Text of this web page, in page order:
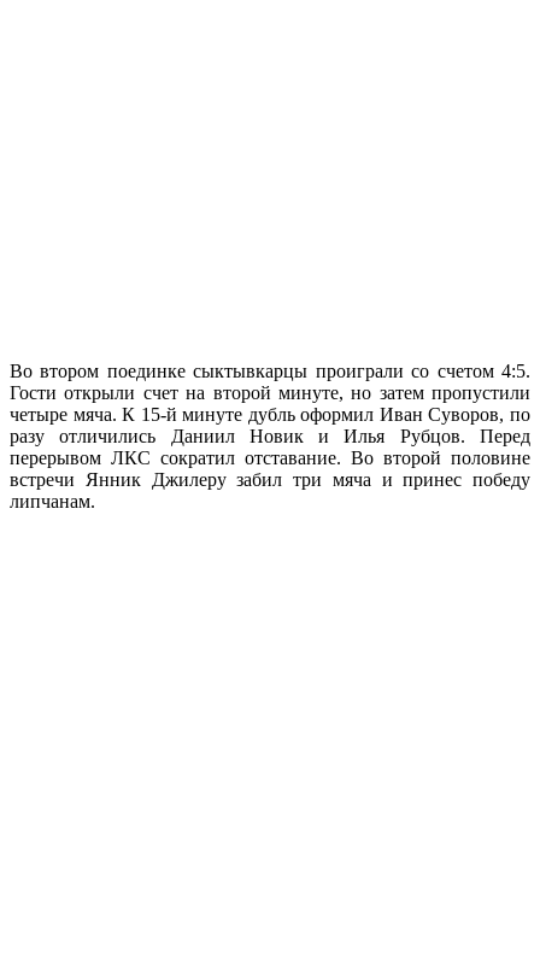
Во втором поединке сыктывкарцы проиграли со счетом 4:5.
Гости открыли счет на второй минуте, но затем пропустили
четыре мяча. К 15-й минуте дубль оформил Иван Суворов, по
разу отличились Даниил Новик и Илья Рубцов. Перед
перерывом ЛКС сократил отставание. Во второй половине
встречи Янник Джилеру забил три мяча и принес победу
липчанам.